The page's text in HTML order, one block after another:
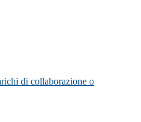
di collaborazione o